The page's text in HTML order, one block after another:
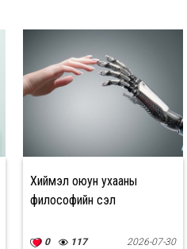
Хиймэл оюун ухааны
философийн үүсэл
0 117 2026-07-30